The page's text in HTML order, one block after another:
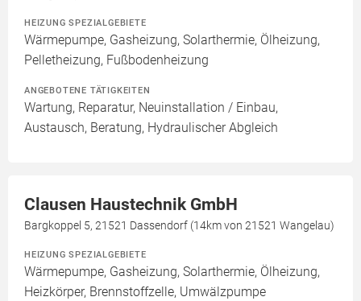
HEIZUNG SPEZIALGEBIETE
Wärmepumpe, Gasheizung, Solarthermie, Ölheizung,
Pelletheizung, Fußbodenheizung
ANGEBOTENE TÄTIGKEITEN
Wartung, Reparatur, Neuinstallation / Einbau,
Austausch, Beratung, Hydraulischer Abgleich
Clausen Haustechnik GmbH
Bargkoppel 5, 21521 Dassendorf (14km von 21521 Wangelau)
HEIZUNG SPEZIALGEBIETE
Wärmepumpe, Gasheizung, Solarthermie, Ölheizung,
Heizkörper, Brennstoffzelle, Umwälzpumpe